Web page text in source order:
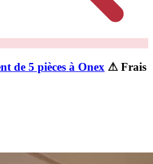
de 5 pièces à Onex ⚠ Frais